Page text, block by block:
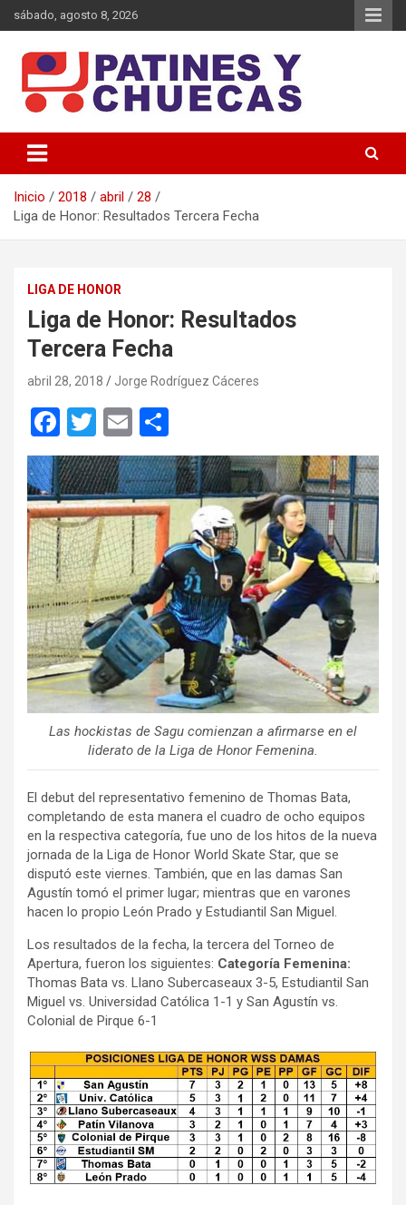
Saltar
al
sábado, agosto 8, 2026
Patines y Chuecas
Inicio 2018 abril
28
Liga de Honor: Resultados Tercera Fecha
LIGA DE HONOR
Liga de Honor: Resultados
Tercera Fecha
abril 28, 2018 Jorge Rodríguez Cáceres
F
a
ce
b
o
o
k
T
wi
tt
er
E
m
ail
o
m
p
ar
tir
Las hockistas de Sagu comienzan a afirmarse en el
liderato de la Liga de Honor Femenina.
El debut del representativo femenino de Thomas Bata,
completando de esta manera el cuadro de ocho equipos
en la respectiva categoría, fue uno de los hitos de la nueva
jornada de la Liga de Honor World Skate Star, que se
disputó este viernes. También, que en las damas San
Agustín tomó el primer lugar; mientras que en varones
hacen lo propio León Prado y Estudiantil San Miguel.
Los resultados de la fecha, la tercera del Torneo de
Apertura, fueron los siguientes: Categoría Femenina:
Thomas Bata vs. Llano Subercaseaux 3-5, Estudiantil San
Miguel vs. Universidad Católica 1-1 y San Agustín vs.
Colonial de Pirque 6-1